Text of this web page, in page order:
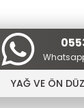
YAĞ VE ÖN